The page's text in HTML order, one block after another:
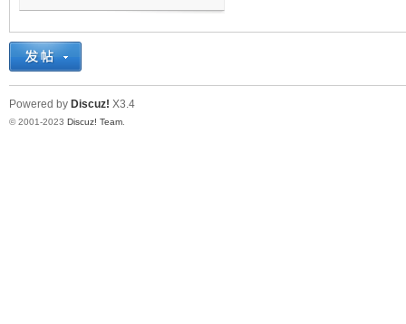
十
Powered by Discuz! X3.4
© 2001-2023 Discuz! Team.